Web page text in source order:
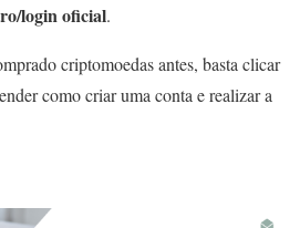
login oficial.
criptomoedas antes, basta clicar
como criar uma conta e realizar a